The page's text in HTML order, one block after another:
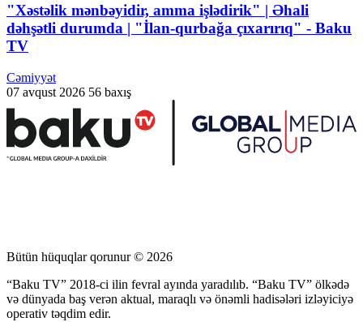
"Xəstəlik mənbəyidir, amma işlədirik" | Əhali
dəhşətli durumda | "İlan-qurbağa çıxarırıq" - Baku
TV
Cəmiyyət
07 avqust 2026 56 baxış
Bütün hüquqlar qorunur © 2026
“Baku TV” 2018-ci ilin fevral ayında yaradılıb. “Baku TV” ölkədə
və dünyada baş verən aktual, maraqlı və önəmli hadisələri izləyiciyə
operativ təqdim edir.